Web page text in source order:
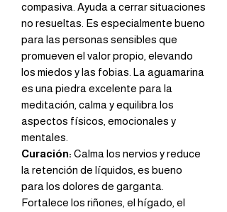
compasiva. Ayuda a cerrar situaciones
no resueltas. Es especialmente bueno
para las personas sensibles que
promueven el valor propio, elevando
los miedos y las fobias. La aguamarina
es una piedra excelente para la
meditación, calma y equilibra los
aspectos físicos, emocionales y
mentales.
Curación: Calma los nervios y reduce
la retención de líquidos, es bueno
para los dolores de garganta.
Fortalece los riñones, el hígado, el